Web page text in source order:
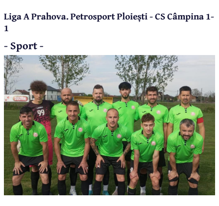
Liga A Prahova. Petrosport Ploiești - CS Câmpina 1-
1
- Sport -